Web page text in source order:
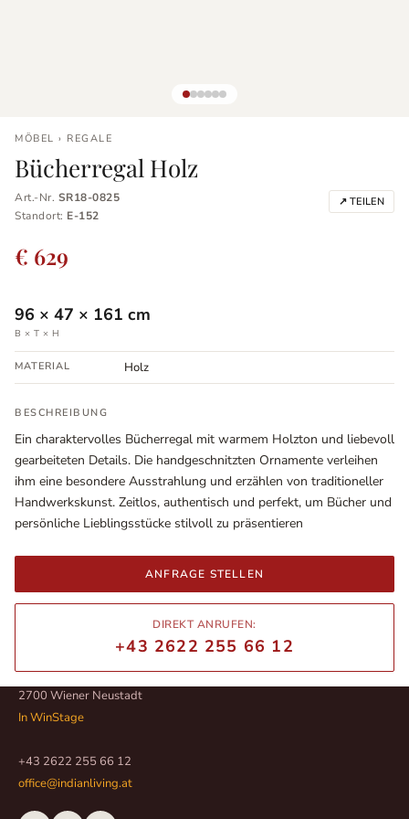
MÖBEL › REGALE
Bücherregal Holz
Art.-Nr. SR18-0825
Standort: E-152
↗ TEILEN
€ 629
96 × 47 × 161 cm
B × T × H
MATERIAL Holz
BESCHREIBUNG
Ein charaktervolles Bücherregal mit warmem Holzton und liebevoll
gearbeiteten Details. Die handgeschnitzten Ornamente verleihen
ihm eine besondere Ausstrahlung und erzählen von traditioneller
Handwerkskunst. Zeitlos, authentisch und perfekt, um Bücher und
persönliche Lieblingsstücke stilvoll zu präsentieren
ANFRAGE STELLEN
DIREKT ANRUFEN:
+43 2622 255 66 12
Ausstellungsräume
Wiener Straße – Werkstraße 111
2700 Wiener Neustadt
In WinStage
+43 2622 255 66 12
office@indianliving.at